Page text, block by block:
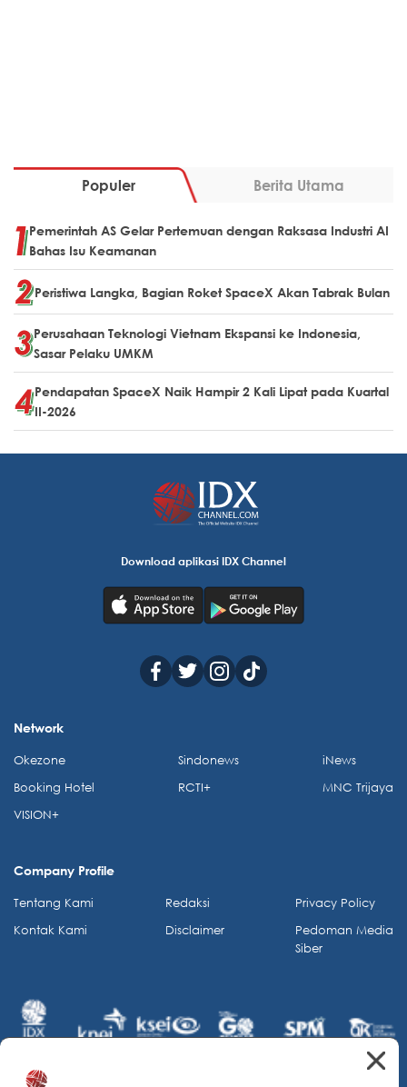
Populer Berita Utama
Pemerintah AS Gelar Pertemuan dengan Raksasa Industri AI
Bahas Isu Keamanan
Peristiwa Langka, Bagian Roket SpaceX Akan Tabrak Bulan
Perusahaan Teknologi Vietnam Ekspansi ke Indonesia,
Sasar Pelaku UMKM
Pendapatan SpaceX Naik Hampir 2 Kali Lipat pada Kuartal
II-2026
Download aplikasi IDX Channel
Network
Okezone
Booking Hotel
VISION+
Sindonews
RCTI+
iNews
MNC Trijaya
Company Profile
Tentang Kami
Kontak Kami
Redaksi
Disclaimer
Privacy Policy
Pedoman Media
Siber